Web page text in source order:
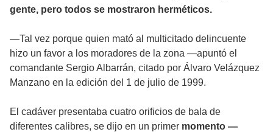
gente, pero todos se mostraron herméticos.
—Tal vez porque quien mató al multicitado delincuente
hizo un favor a los moradores de la zona —apuntó el
comandante Sergio Albarrán, citado por Álvaro Velázquez
Manzano en la edición del 1 de julio de 1999.
El cadáver presentaba cuatro orificios de bala de
diferentes calibres, se dijo en un primer momento —